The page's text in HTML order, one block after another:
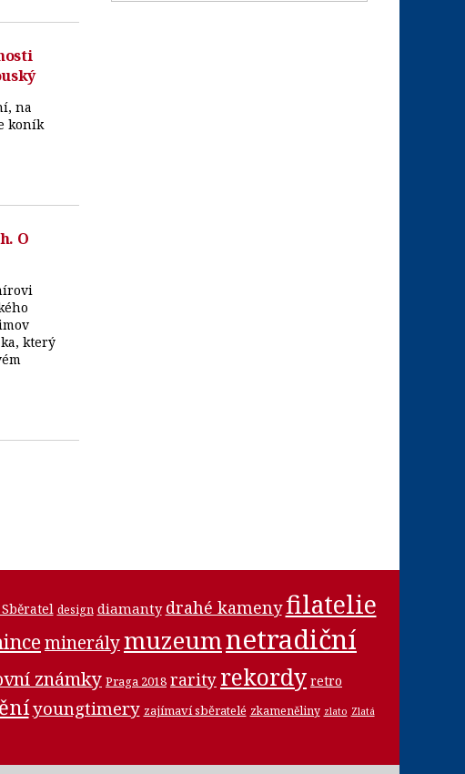
na
koník
O
který
design diamanty drahé kamenyfilatelie
minerálymuzeumnetradiční
známky Praga 2018 rarity rekordy retro
youngtimery zajímaví sběratelé zkameněliny zlato Zlatá